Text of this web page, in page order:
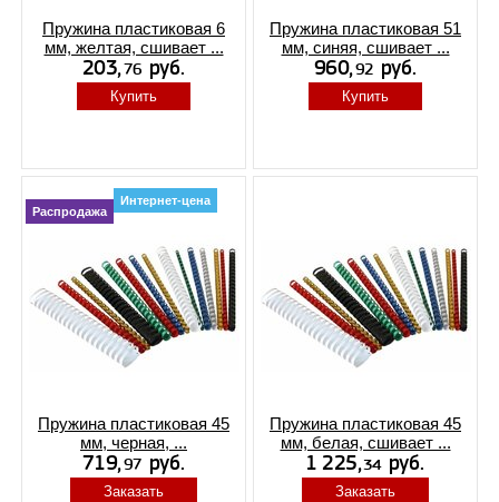
Пружина пластиковая 6
мм, желтая, сшивает ...
Купить
Пружина пластиковая 51
мм, синяя, сшивает ...
Купить
Распродажа
Интернет-цена
Пружина пластиковая 45
мм, черная, ...
Заказать
Пружина пластиковая 45
мм, белая, сшивает ...
Заказать